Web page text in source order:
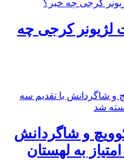
لژیونر کرجی چه
و شاگردانش
به لهستان